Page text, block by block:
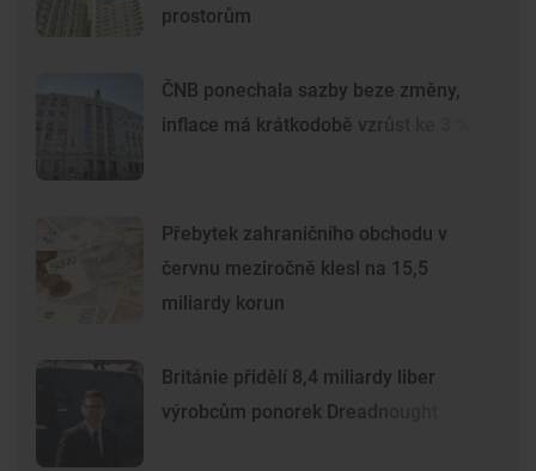
prostorům
ČNB ponechala sazby beze změny,
inflace má krátkodobě vzrůst ke 3 %
Přebytek zahraničního obchodu v
červnu meziročně klesl na 15,5
miliardy korun
Británie přidělí 8,4 miliardy liber
výrobcům ponorek Dreadnought